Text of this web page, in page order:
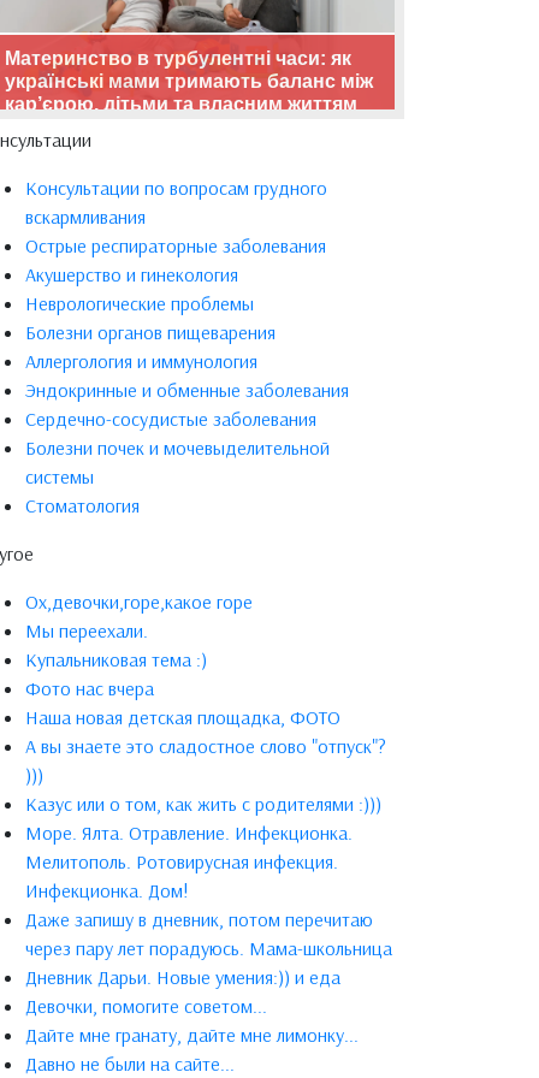
Материнство в турбулентні часи: як
українські мами тримають баланс між
кар’єрою, дітьми та власним життям
Консультации по вопросам грудного
вскармливания
Острые респираторные заболевания
Акушерство и гинекология
Неврологические проблемы
Болезни органов пищеварения
Аллергология и иммунология
Эндокринные и обменные заболевания
Сердечно-сосудистые заболевания
Болезни почек и мочевыделительной
системы
Стоматология
Ох,девочки,горе,какое горе
Мы переехали.
Купальниковая тема :)
Фото нас вчера
Наша новая детская площадка, ФОТО
А вы знаете это сладостное слово "отпуск"?
)))
Казус или о том, как жить с родителями :)))
Море. Ялта. Отравление. Инфекционка.
Мелитополь. Ротовирусная инфекция.
Инфекционка. Дом!
Даже запишу в дневник, потом перечитаю
через пару лет порадуюсь. Мама-школьница
Дневник Дарьи. Новые умения:)) и еда
Девочки, помогите советом...
Дайте мне гранату, дайте мне лимонку...
Давно не были на сайте...